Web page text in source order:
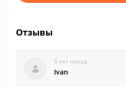
Отзывы
8 лет назад
Ivan